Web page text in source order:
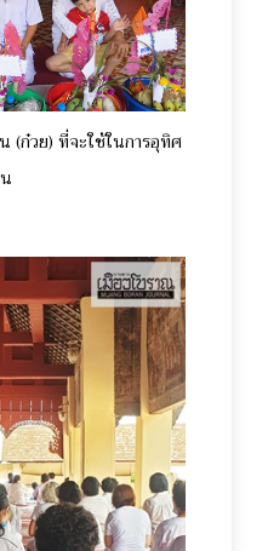
(ก๋วย) ที่จะใช้ในการอุทิศ